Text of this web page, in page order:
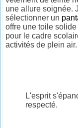
une allure soignée.
sélectionner un
offre une toile
pour le cadre
activités de plein air.
L'esprit
respecté.